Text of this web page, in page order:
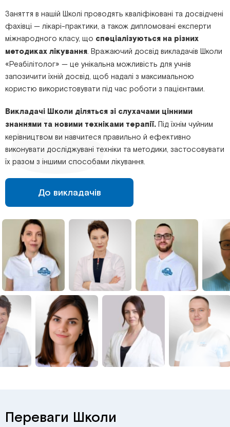
Заняття в нашій Школі проводять кваліфіковані та досвідчені
фахівці — лікарі-практики, а також дипломовані експерти
міжнародного класу, що спеціалізуються на різних
методиках лікування . Вражаючий досвід викладачів Школи
«Реабілітолог» — це унікальна можливість для учнів
запозичити їхній досвід, щоб надалі з максимальною
користю використовувати під час роботи з пацієнтами.
Викладачі Школи діляться зі слухачами цінними
знаннями та новими техніками терапії. Під їхнім чуйним
керівництвом ви навчитеся правильно й ефективно
виконувати досліджувані техніки та методики, застосовувати
їх разом з іншими способами лікування.
До викладачів
Переваги Школи